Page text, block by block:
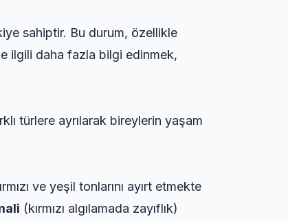
sahiptir. Bu durum, özellikle
ilgili daha fazla bilgi edinmek,
türlere ayrılarak bireylerin yaşam
ve yeşil tonlarını ayırt etmekte
(kırmızı algılamada zayıflık)